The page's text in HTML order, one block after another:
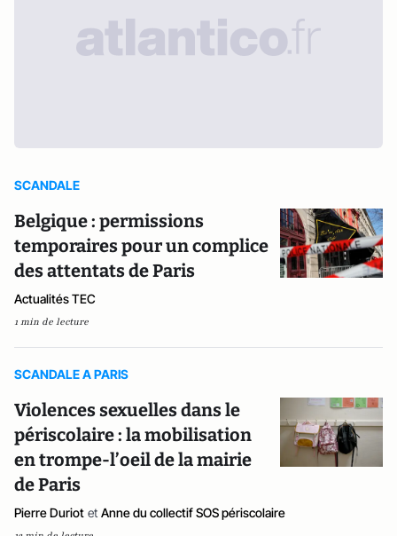
SCANDALE
Belgique : permissions
temporaires pour un complice
des attentats de Paris
Actualités TEC
1 min de lecture
SCANDALE A PARIS
Violences sexuelles dans le
périscolaire : la mobilisation
en trompe-l’oeil de la mairie
de Paris
Pierre Duriot et Anne du collectif SOS périscolaire